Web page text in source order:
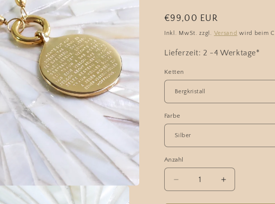
Normaler
Preis
€99,00 EUR
Inkl. MwSt. zzgl. Versand wird beim
Lieferzeit: 2 -4 Werktage*
Ketten
Farbe
Anzahl
Verringere
die
Erhöhe
die